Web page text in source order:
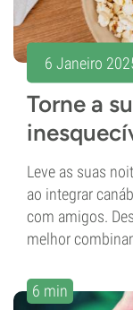
6 Janeiro
Torne a
Leve as suas
ao integrar
com amigos.
melhor
6 min